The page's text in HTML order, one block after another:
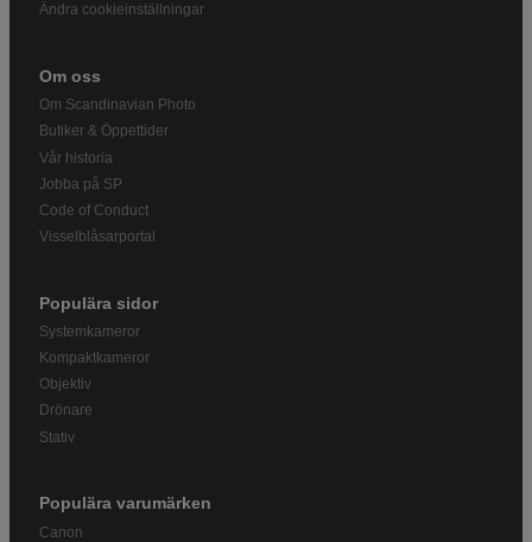
Ändra cookieinställningar
Om oss
Om Scandinavian Photo
Butiker & Öppettider
Vår historia
Jobba på SP
Code of Conduct
Visselblåsarportal
Populära sidor
Systemkameror
Kompaktkameror
Objektiv
Drönare
Stativ
Populära varumärken
Canon